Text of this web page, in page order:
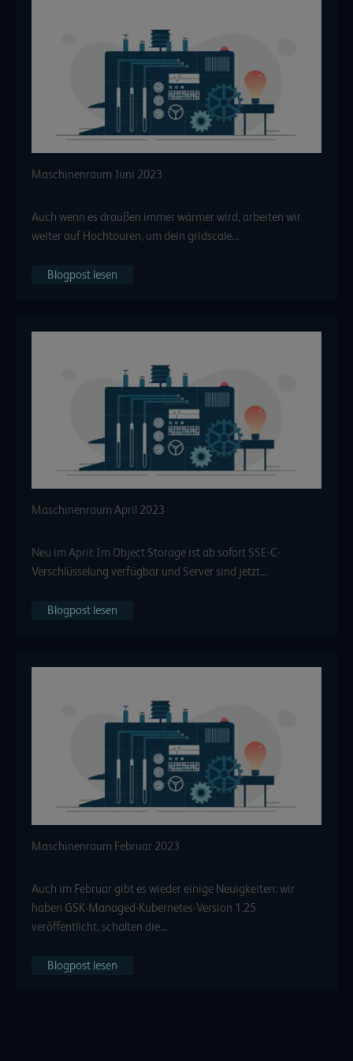
Maschinenraum Juni 2023
Auch wenn es draußen immer wärmer wird, arbeiten wir
weiter auf Hochtouren, um dein gridscale…
Blogpost lesen
Maschinenraum April 2023
Neu im April: Im Object Storage ist ab sofort SSE-C-
Verschlüsselung verfügbar und Server sind jetzt…
Blogpost lesen
Maschinenraum Februar 2023
Auch im Februar gibt es wieder einige Neuigkeiten: wir
haben GSK-Managed-Kubernetes-Version 1.25
veröffentlicht, schalten die…
Blogpost lesen